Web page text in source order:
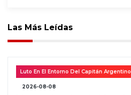
Las Más Leídas
Luto En El Entorno Del Capitán Argentino
2026-08-08